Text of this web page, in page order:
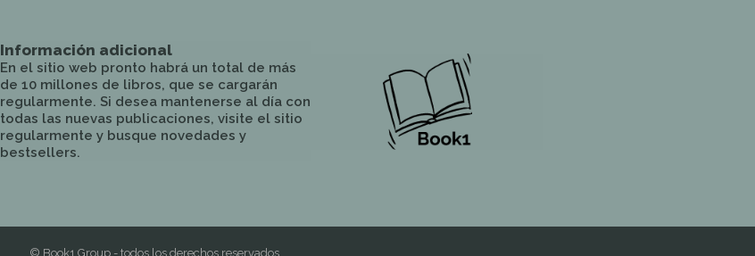
Información adicional
En el sitio web pronto habrá un total de más
de 10 millones de libros, que se cargarán
regularmente. Si desea mantenerse al día con
todas las nuevas publicaciones, visite el sitio
regularmente y busque novedades y
bestsellers.
© Book1 Group - todos los derechos reservados.